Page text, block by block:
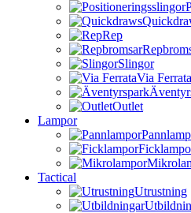
Rep
Slingor
Via Ferrata
Outlet
Lampor
Tactical
Utrustning